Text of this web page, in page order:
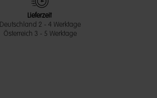
Lieferzeit
Deutschland 2 - 4 Werktage
Österreich 3 - 5 Werktage